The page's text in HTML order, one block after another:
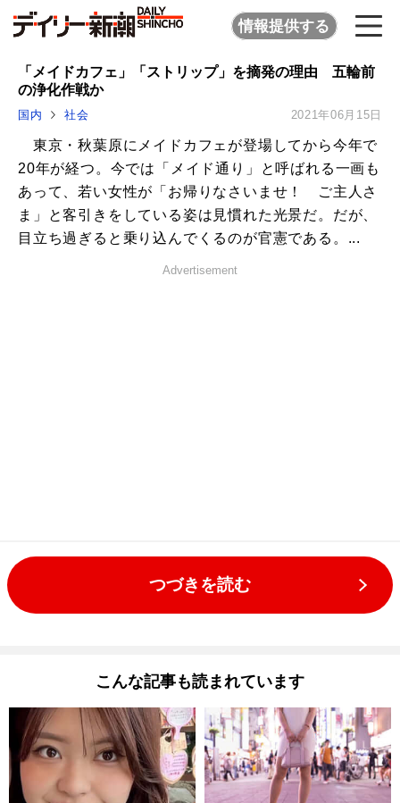
情報提供する
「メイドカフェ」「ストリップ」を摘発の理由 五輪前
の浄化作戦か
国内 社会 2021年06月15日
東京・秋葉原にメイドカフェが登場してから今年で
20年が経つ。今では「メイド通り」と呼ばれる一画も
あって、若い女性が「お帰りなさいませ！ ご主人さ
ま」と客引きをしている姿は見慣れた光景だ。だが、
目立ち過ぎると乗り込んでくるのが官憲である。...
Advertisement
つづきを読む
こんな記事も読まれています